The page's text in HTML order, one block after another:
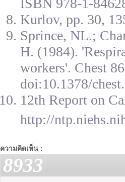
ISBN 978-1-
Kurlov, pp. 30,
Sprince, NL.;
H. (1984).
workers'. Chest
doi:10.1378/
12th Report on
http://
ความคิดเห็น :
8933